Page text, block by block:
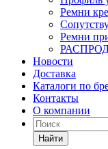
Ремни
Ремни
Новости
Доставка
Каталоги по
Контакты
О компании
Найти